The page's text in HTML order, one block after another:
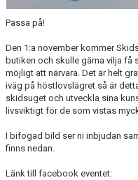
Passa på!
Den 1:a november kommer
butiken och skulle gärna vilja få
möjligt att närvara. Det är helt
iväg på höstlovslägret så är
skidsuget och utveckla sina
livsviktigt för de som vistas
I bifogad bild ser ni inbjudan
finns nedan.
Länk till facebook eventet: